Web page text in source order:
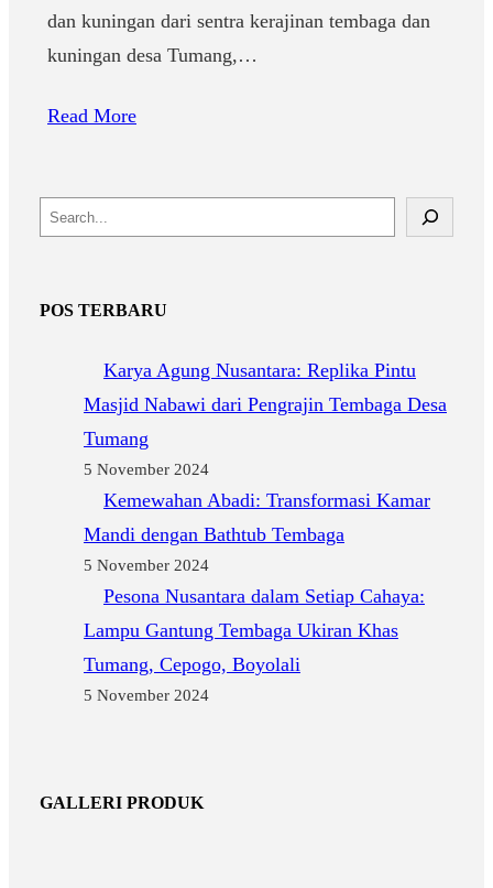
dan kuningan dari sentra kerajinan tembaga dan
kuningan desa Tumang,…
Read More
r
POS TERBARU
Karya Agung Nusantara: Replika Pintu
Masjid Nabawi dari Pengrajin Tembaga Desa
Tumang
5 November 2024
Kemewahan Abadi: Transformasi Kamar
Mandi dengan Bathtub Tembaga
5 November 2024
Pesona Nusantara dalam Setiap Cahaya:
Lampu Gantung Tembaga Ukiran Khas
Tumang, Cepogo, Boyolali
5 November 2024
GALLERI PRODUK